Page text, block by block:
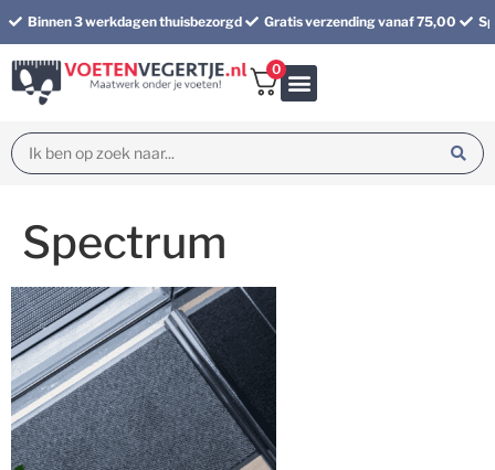
Binnen 3 werkdagen thuisbezorgd Gratis verzending vanaf 75,00
0
Spectrum